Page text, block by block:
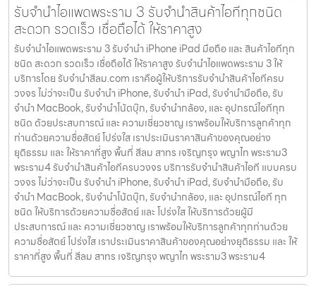
รับจำนำไอแพดพระราม 3 รับจำนำสินค้าไอทีทุกชนิด
สะดวก รวดเร็ว เชื่อถือได้ ให้ราคาสูง
รับจำนำไอแพดพระราม 3 รับจำนำ iPhone iPad มือถือ และ สินค้าไอทีทุก
ชนิด สะดวก รวดเร็ว เชื่อถือได้ ให้ราคาสูง รับจำนำไอแพดพระราม 3 ให้
บริการโดย รับจํานําสีลม.com เราคือผู้ให้บริการรับจำนำสินค้าไอทีครบ
วงจร ไม่ว่าจะเป็น รับจำนำ iPhone, รับจำนำ iPad, รับจำนำมือถือ, รับ
จำนำ MacBook, รับจำนำโน้ตบุ๊ก, รับจำนำกล้อง, และ อุปกรณ์ไอทีทุก
ชนิด ด้วยประสบการณ์ และ ความเชี่ยวชาญ เราพร้อมให้บริการลูกค้าทุก
ท่านด้วยความซื่อสัตย์ โปร่งใส เราประเมินราคาสินค้าของคุณอย่าง
ยุติธรรม และ ให้ราคาที่สูง พื้นที่ สีลม สาทร เจริญกรุง พญาไท พระราม3
พระราม4 รับจำนำสินค้าไอทีครบวงจร บริการรับจำนำสินค้าไอที แบบครบ
วงจร ไม่ว่าจะเป็น รับจำนำ iPhone, รับจำนำ iPad, รับจำนำมือถือ, รับ
จำนำ MacBook, รับจำนำโน้ตบุ๊ก, รับจำนำกล้อง, และ อุปกรณ์ไอที ทุก
ชนิด ให้บริการด้วยความซื่อสัตย์ และ โปร่งใส ให้บริการด้วยผู้มี
ประสบการณ์ และ ความเชี่ยวชาญ เราพร้อมให้บริการลูกค้าทุกท่านด้วย
ความซื่อสัตย์ โปร่งใส เราประเมินราคาสินค้าของคุณอย่างยุติธรรม และ ให้
ราคาที่สูง พื้นที่ สีลม สาทร เจริญกรุง พญาไท พระราม3 พระราม4